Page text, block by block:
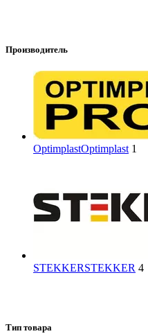
Производитель
OptimplastOptimplast 1
STEKKERSTEKKER 4
Тип товара